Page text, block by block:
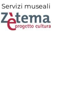
Servizi museali